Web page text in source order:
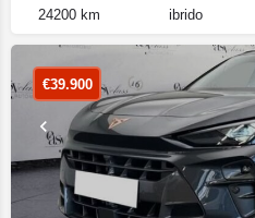
24200 km ibrido
€39.900